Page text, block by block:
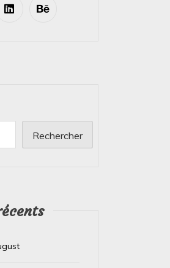
Rechercher